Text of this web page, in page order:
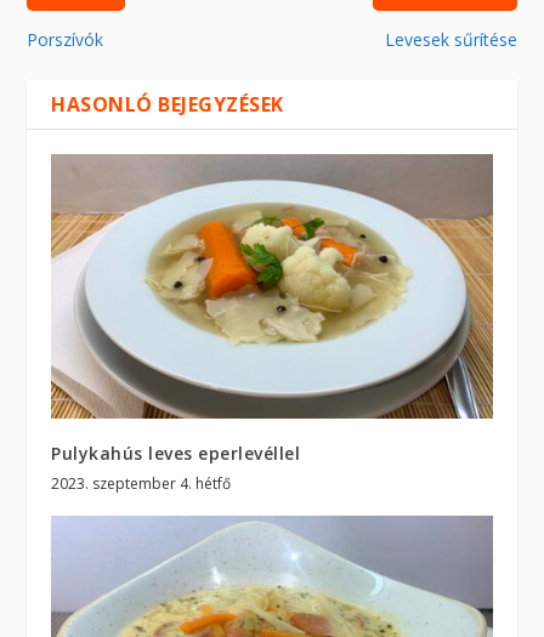
Porszívók Levesek sűrítése
HASONLÓ BEJEGYZÉSEK
Pulykahús leves eperlevéllel
2023. szeptember 4. hétfő